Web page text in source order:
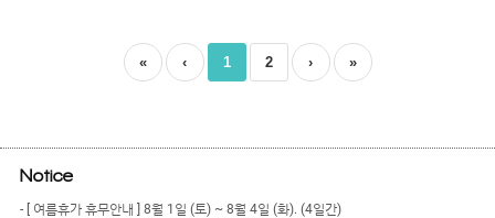
« ‹ 1 2 › »
Notice
- [ 여름휴가 휴무안내 ] 8월 1일 (토) ~ 8월 4일 (화). (4일간)